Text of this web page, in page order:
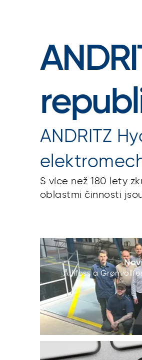
ANDRITZ
S více než 180 lety
oblastmi činnosti
Årlifoss a